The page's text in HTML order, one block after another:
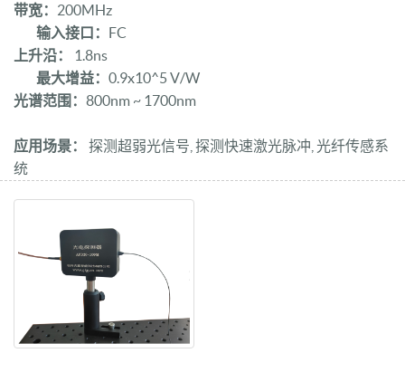
带宽： 200MHz
输入接口： FC
上升沿：
1.8ns
最大增益： 0.9x10^5 V/W
光谱范围： 800nm ~ 1700nm
应用场景：
探测超弱光信号, 探测快速激光脉冲, 光纤传感系
统